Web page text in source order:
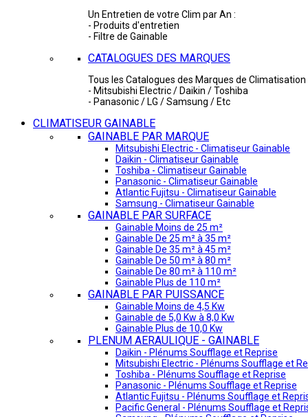
Un Entretien de votre Clim par An :
- Produits d'entretien
- Filtre de Gainable
CATALOGUES DES MARQUES
Tous les Catalogues des Marques de Climatisation
- Mitsubishi Electric / Daikin / Toshiba
- Panasonic / LG / Samsung / Etc
CLIMATISEUR GAINABLE
GAINABLE PAR MARQUE
Mitsubishi Electric - Climatiseur Gainable
Daikin - Climatiseur Gainable
Toshiba - Climatiseur Gainable
Panasonic - Climatiseur Gainable
Atlantic Fujitsu - Climatiseur Gainable
Samsung - Climatiseur Gainable
GAINABLE PAR SURFACE
Gainable Moins de 25 m²
Gainable De 25 m² à 35 m²
Gainable De 35 m² à 45 m²
Gainable De 50 m² à 80 m²
Gainable De 80 m² à 110 m²
Gainable Plus de 110 m²
GAINABLE PAR PUISSANCE
Gainable Moins de 4,5 Kw
Gainable de 5,0 Kw à 8,0 Kw
Gainable Plus de 10,0 Kw
PLENUM AERAULIQUE - GAINABLE
Daikin - Plénums Soufflage et Reprise
Mitsubishi Electric - Plénums Soufflage et
Toshiba - Plénums Soufflage et Reprise
Panasonic - Plénums Soufflage et Reprise
Atlantic Fujitsu - Plénums Soufflage et
Pacific General - Plénums Soufflage et